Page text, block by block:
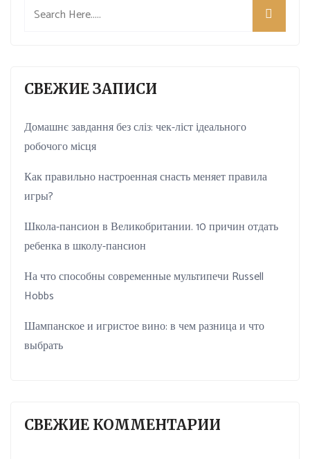
СВЕЖИЕ ЗАПИСИ
Домашнє завдання без сліз: чек-ліст ідеального
робочого місця
Как правильно настроенная снасть меняет правила
игры?
Школа-пансион в Великобритании. 10 причин отдать
ребенка в школу-пансион
На что способны современные мультипечи Russell
Hobbs
Шампанское и игристое вино: в чем разница и что
выбрать
СВЕЖИЕ КОММЕНТАРИИ